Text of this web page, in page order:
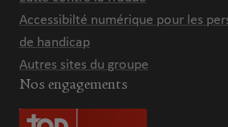
Accessibilté numérique pour les
de handicap
Autres sites du groupe
Nos engagements